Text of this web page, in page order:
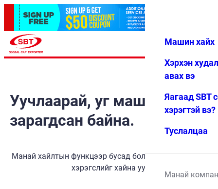
Дуртай Цэс
Машин хайх
Хэрхэн
авах вэ
Яагаад SBT
хэрэгтэй вэ?
Туслалцаа
Манай
Уучлаарай, уг машин
зарагдсан байна.
Манай хайлтын функцээр бусад боломжит тээврийн
хэрэгслийг хайна уу.